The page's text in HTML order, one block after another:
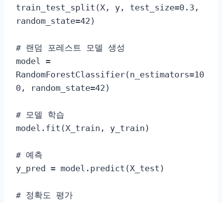
train_test_split(X, y, test_size=0.3,
random_state=42)
# 랜덤 포레스트 모델 생성
model =
RandomForestClassifier(n_estimators=10
0, random_state=42)
# 모델 학습
model.fit(X_train, y_train)
# 예측
y_pred = model.predict(X_test)
# 정확도 평가